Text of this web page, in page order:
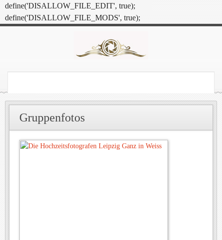
define('DISALLOW_FILE_EDIT', true);
define('DISALLOW_FILE_MODS', true);
Gruppenfotos